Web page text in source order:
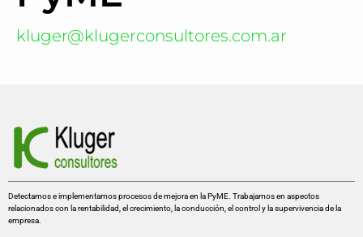
kluger@klugerconsultores.com.ar
Detectamos e implementamos procesos de mejora en la PyME. Trabajamos en aspectos
relacionados con la rentabilidad, el crecimiento, la conducción, el control y la supervivencia de la
empresa.